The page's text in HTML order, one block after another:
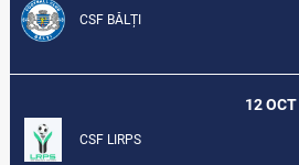
CSF BĂLȚI
12
CSF LIRPS